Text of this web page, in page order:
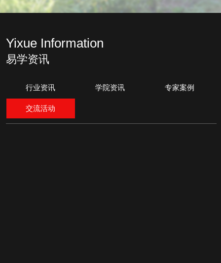
Yixue Information
易学资讯
行业资讯 学院资讯 专家案例
交流活动